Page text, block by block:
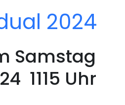
2024
Samstag
1115 Uhr